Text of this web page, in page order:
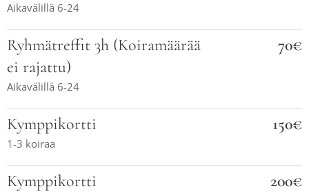
Aikavälillä 6-24
Ryhmätreffit 3h (Koiramäärää
ei rajattu)
Aikavälillä 6-24
70€
Kymppikortti
1-3 koiraa
150€
Kymppikortti 200€